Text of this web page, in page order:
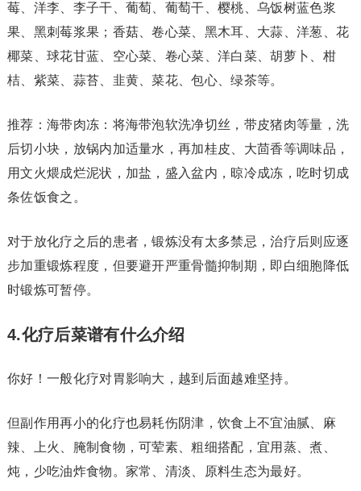
莓、洋李、李子干、葡萄、葡萄干、樱桃、乌饭树蓝色浆
果、黑刺莓浆果；香菇、卷心菜、黑木耳、大蒜、洋葱、花
椰菜、球花甘蓝、空心菜、卷心菜、洋白菜、胡萝卜、柑
桔、紫菜、蒜苔、韭黄、菜花、包心、绿茶等。
推荐：海带肉冻：将海带泡软洗净切丝，带皮猪肉等量，洗
后切小块，放锅内加适量水，再加桂皮、大茴香等调味品，
用文火煨成烂泥状，加盐，盛入盆内，晾冷成冻，吃时切成
条佐饭食之。
对于放化疗之后的患者，锻炼没有太多禁忌，治疗后则应逐
步加重锻炼程度，但要避开严重骨髓抑制期，即白细胞降低
时锻炼可暂停。
4.化疗后菜谱有什么介绍
你好！一般化疗对胃影响大，越到后面越难坚持。
但副作用再小的化疗也易耗伤阴津，饮食上不宜油腻、麻
辣、上火、腌制食物，可荤素、粗细搭配，宜用蒸、煮、
炖，少吃油炸食物。家常、清淡、原料生态为最好。